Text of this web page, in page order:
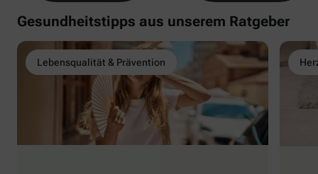
Gesundheitstipps aus unserem Ratgeber
Lebensqualität & Prävention